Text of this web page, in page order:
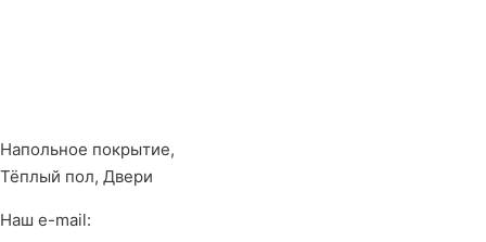
Напольное покрытие,
Тёплый пол, Двери
Наш e-mail: